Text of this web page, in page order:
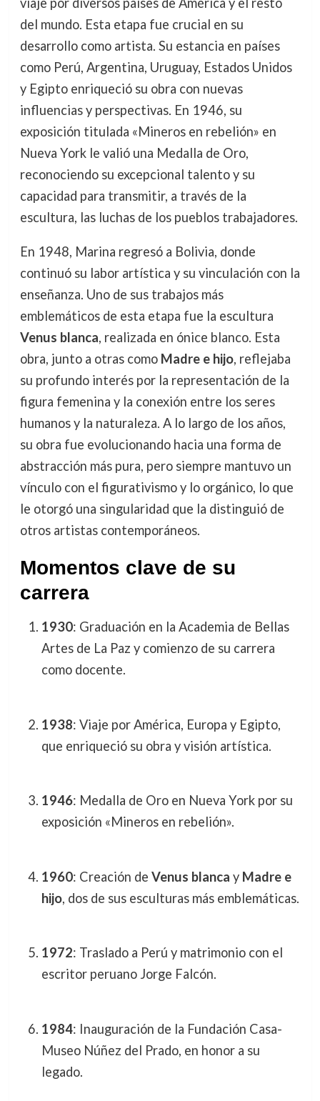
del mundo. Esta etapa fue crucial en su
desarrollo como artista. Su estancia en países
como Perú, Argentina, Uruguay, Estados Unidos
y Egipto enriqueció su obra con nuevas
influencias y perspectivas. En 1946, su
exposición titulada «Mineros en rebelión» en
Nueva York le valió una Medalla de Oro,
reconociendo su excepcional talento y su
capacidad para transmitir, a través de la
escultura, las luchas de los pueblos trabajadores.
En 1948, Marina regresó a Bolivia, donde
continuó su labor artística y su vinculación con la
enseñanza. Uno de sus trabajos más
emblemáticos de esta etapa fue la escultura
Venus blanca, realizada en ónice blanco. Esta
obra, junto a otras como Madre e hijo, reflejaba
su profundo interés por la representación de la
figura femenina y la conexión entre los seres
humanos y la naturaleza. A lo largo de los años,
su obra fue evolucionando hacia una forma de
abstracción más pura, pero siempre mantuvo un
vínculo con el figurativismo y lo orgánico, lo que
le otorgó una singularidad que la distinguió de
otros artistas contemporáneos.
Momentos clave de su
carrera
1930: Graduación en la Academia de Bellas
Artes de La Paz y comienzo de su carrera
como docente.
1938: Viaje por América, Europa y Egipto,
que enriqueció su obra y visión artística.
1946: Medalla de Oro en Nueva York por su
exposición «Mineros en rebelión».
1960: Creación de Venus blanca y Madre e
hijo, dos de sus esculturas más emblemáticas.
1972: Traslado a Perú y matrimonio con el
escritor peruano Jorge Falcón.
1984: Inauguración de la Fundación Casa-
Museo Núñez del Prado, en honor a su
legado.